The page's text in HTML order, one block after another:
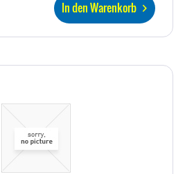
In den Warenkorb